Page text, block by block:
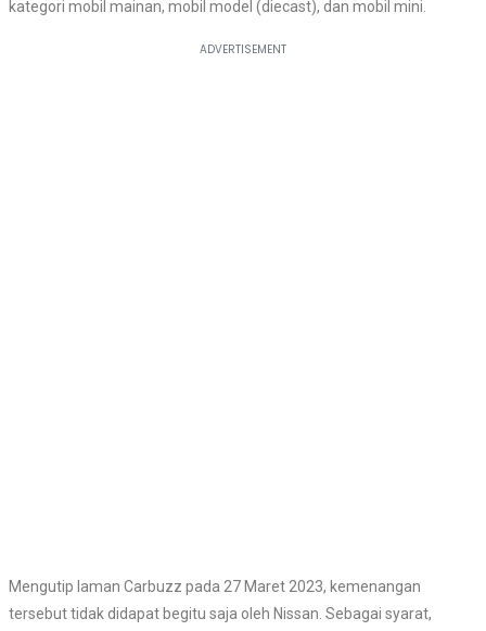
kategori mobil mainan, mobil model (diecast), dan mobil mini.
Mengutip laman Carbuzz pada 27 Maret 2023, kemenangan
tersebut tidak didapat begitu saja oleh Nissan. Sebagai syarat,